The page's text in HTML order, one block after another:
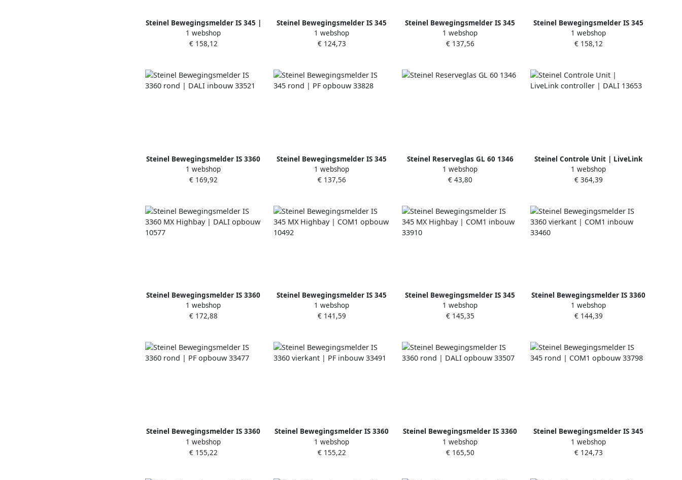
Steinel Bewegingsmelder IS 345 |
DALI opbouw 10584
1 webshop
€ 158,12
Steinel Bewegingsmelder IS 345
rond | COM1 inbouw 33811
1 webshop
€ 124,73
Steinel Bewegingsmelder IS 345
rond | PF inbouw 33842
1 webshop
€ 137,56
Steinel Bewegingsmelder IS 345
rond | DALI opbouw 33859
1 webshop
€ 158,12
Steinel Bewegingsmelder IS 3360
rond | DALI inbouw 33521
1 webshop
€ 169,92
Steinel Bewegingsmelder IS 345
rond | PF opbouw 33828
1 webshop
€ 137,56
Steinel Reserveglas GL 60 1346
1 webshop
€ 43,80
Steinel Controle Unit | LiveLink
controller | DALI 13653
1 webshop
€ 364,39
Steinel Bewegingsmelder IS 3360
MX Highbay | DALI opbouw
10577
1 webshop
€ 172,88
Steinel Bewegingsmelder IS 345
MX Highbay | COM1 opbouw
10492
1 webshop
€ 141,59
Steinel Bewegingsmelder IS 345
MX Highbay | COM1 inbouw
33910
1 webshop
€ 145,35
Steinel Bewegingsmelder IS 3360
vierkant | COM1 inbouw 33460
1 webshop
€ 144,39
Steinel Bewegingsmelder IS 3360
rond | PF opbouw 33477
1 webshop
€ 155,22
Steinel Bewegingsmelder IS 3360
vierkant | PF inbouw 33491
1 webshop
€ 155,22
Steinel Bewegingsmelder IS 3360
rond | DALI opbouw 33507
1 webshop
€ 165,50
Steinel Bewegingsmelder IS 345
rond | COM1 opbouw 33798
1 webshop
€ 124,73